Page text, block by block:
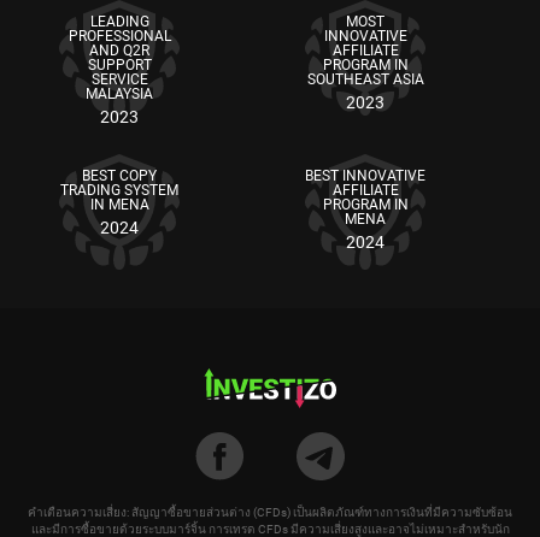
LEADING
PROFESSIONAL
AND Q2R
SUPPORT
SERVICE
MALAYSIA
2023
MOST
INNOVATIVE
AFFILIATE
PROGRAM IN
SOUTHEAST ASIA
2023
BEST COPY
TRADING SYSTEM
IN MENA
2024
BEST INNOVATIVE
AFFILIATE
PROGRAM IN
MENA
2024
คำเตือนความเสี่ยง: สัญญาซื้อขายส่วนต่าง (CFDs) เป็นผลิตภัณฑ์ทางการเงินที่มีความซับซ้อน
และมีการซื้อขายด้วยระบบมาร์จิ้น การเทรด CFDs มีความเสี่ยงสูงและอาจไม่เหมาะสำหรับนัก